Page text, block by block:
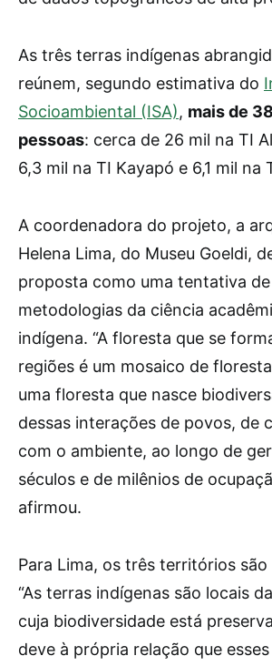
As três terras indígenas
reúnem, segundo estimativa do
Socioambiental (ISA), mais de
pessoas: cerca de 26 mil na TI
6,3 mil na TI Kayapó e 6,1 mil na
A coordenadora do projeto, a
Helena Lima, do Museu Goeldi,
proposta como uma tentativa
metodologias da ciência
indígena. “A floresta que se
regiões é um mosaico de
uma floresta que nasce
dessas interações de povos, de
com o ambiente, ao longo de
séculos e de milênios de
afirmou.
Para Lima, os três territórios
“As terras indígenas são locais
cuja biodiversidade está
deve à própria relação que